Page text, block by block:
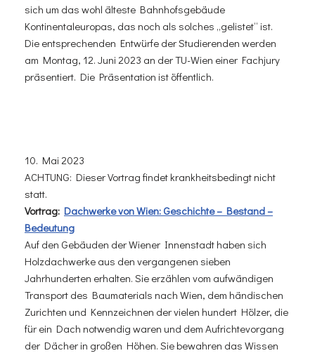
sich um das wohl älteste Bahnhofsgebäude
Kontinentaleuropas, das noch als solches „gelistet“ ist.
Die entsprechenden Entwürfe der Studierenden werden
am Montag, 12. Juni 2023 an der TU-Wien einer Fachjury
präsentiert. Die Präsentation ist öffentlich.
10. Mai 2023
ACHTUNG: Dieser Vortrag findet krankheitsbedingt nicht
statt.
Vortrag: Dachwerke von Wien: Geschichte – Bestand –
Bedeutung
Auf den Gebäuden der Wiener Innenstadt haben sich
Holzdachwerke aus den vergangenen sieben
Jahrhunderten erhalten. Sie erzählen vom aufwändigen
Transport des Baumaterials nach Wien, dem händischen
Zurichten und Kennzeichnen der vielen hundert Hölzer, die
für ein Dach notwendig waren und dem Aufrichtevorgang
der Dächer in großen Höhen. Sie bewahren das Wissen